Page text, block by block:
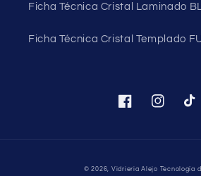
Ficha Técnica Cristal Laminado
Ficha Técnica Cristal Templado
FacebookInstagram
© 2026, Vidrieria Alejo Tecnología